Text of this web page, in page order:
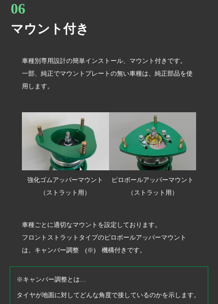
マウント付き
車種別専用設計の簡単インストール、マウント付きです。
一部、純正でマウントプレートの無い車種は、純正部品を使
用します。
強化ゴムアッパーマウント
（ストラット用）
ピロボールアッパーマウント
（ストラット用）
車種ごとに適切なマウントを設定しております。
フロントストラットタイプのピロボールアッパーマウント
は、キャンバー調整 (※) 機構付きです。
※キャンバー調整とは…
タイヤが地面に対してどんな角度で接しているのかを示します。